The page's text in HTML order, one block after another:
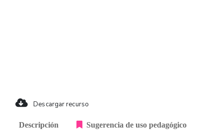
Descargar recurso
Descripción Sugerencia de uso pedagógico